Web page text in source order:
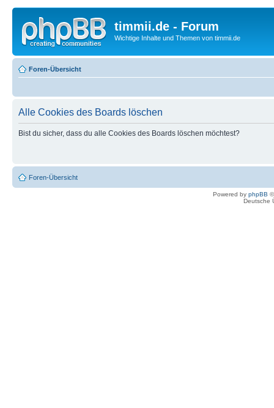
timmii.de - Forum
Wichtige Inhalte und Themen von timmii.de
Foren-Übersicht
Alle Cookies des Boards löschen
Bist du sicher, dass du alle Cookies des Boards löschen möchtest?
Foren-Übersicht
Powered by phpBB
Deutsche